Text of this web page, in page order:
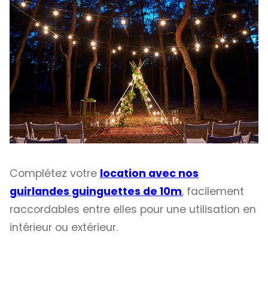
Complétez votre location avec nos
guirlandes guinguettes de 10m, facilement
raccordables entre elles pour une utilisation en
intérieur ou extérieur.